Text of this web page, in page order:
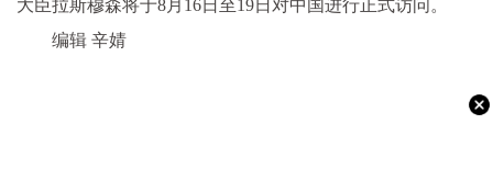
大臣拉斯穆森将于8月16日至19日对中国进行正式访问。
编辑 辛婧